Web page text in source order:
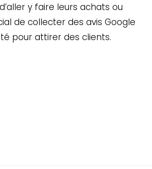
y faire leurs achats ou
de collecter des avis Google
pour attirer des clients.